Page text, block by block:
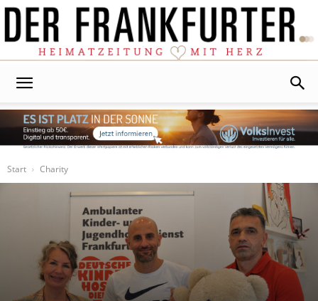
Start
Charity